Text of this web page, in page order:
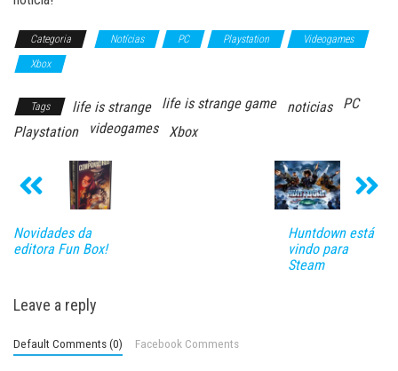
Categoria Notícias PC Playstation
Videogames
Xbox
Tags life is strange life is strange game noticias
PC
Playstation
videogames Xbox
Novidades da
editora Fun Box!
Huntdown está
vindo para
Steam
Leave a reply
Default Comments (0) Facebook Comments